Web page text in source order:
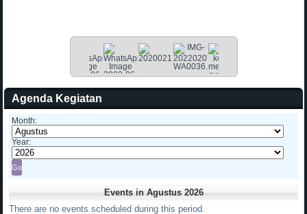
Agenda Kegiatan
Month:
Year:
Events in Agustus 2026
There are no events scheduled during this period.